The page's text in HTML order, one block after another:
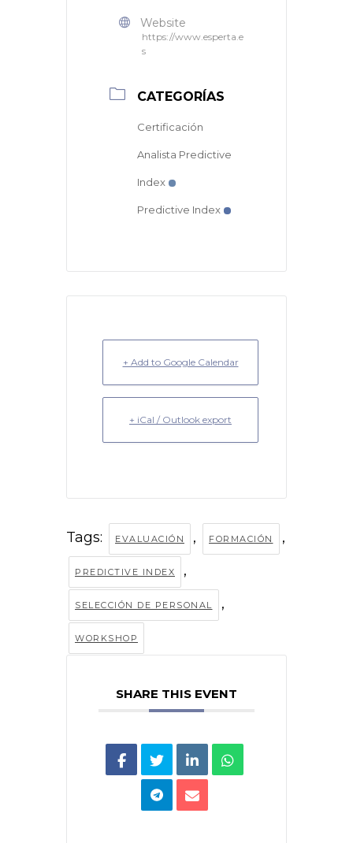
Website
https://www.esperta.e
s
CATEGORÍAS
Certificación
Analista Predictive
Index
Predictive Index
+ Add to Google Calendar
+ iCal / Outlook export
Tags: EVALUACIÓN , FORMACIÓN ,
PREDICTIVE INDEX ,
SELECCIÓN DE PERSONAL ,
WORKSHOP
SHARE THIS EVENT